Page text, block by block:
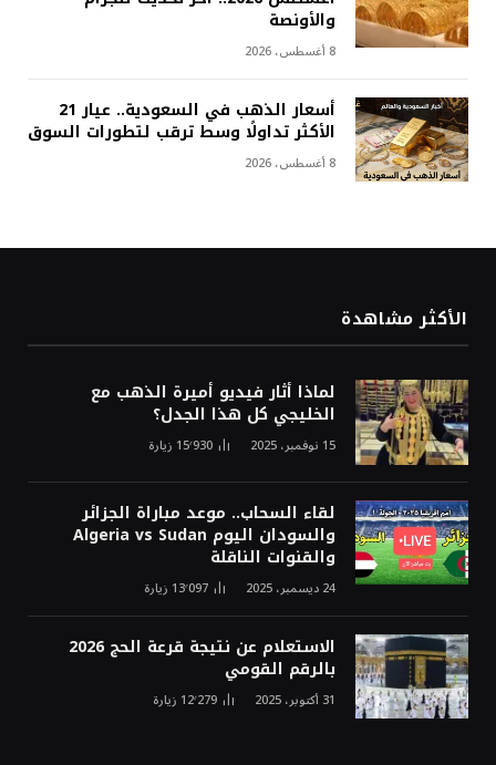
والأونصة
8 أغسطس، 2026
أسعار الذهب في السعودية.. عيار 21
الأكثر تداولًا وسط ترقب لتطورات السوق
8 أغسطس، 2026
الأكثر مشاهدة
لماذا أثار فيديو أميرة الذهب مع
الخليجي كل هذا الجدل؟
15 نوفمبر، 2025 15٬930 زيارة
لقاء السحاب.. موعد مباراة الجزائر
والسودان اليوم Algeria vs Sudan
والقنوات الناقلة
24 ديسمبر، 2025 13٬097 زيارة
الاستعلام عن نتيجة قرعة الحج 2026
بالرقم القومي
31 أكتوبر، 2025 12٬279 زيارة